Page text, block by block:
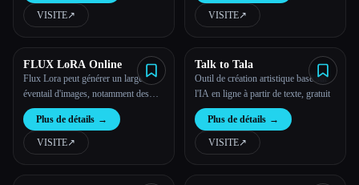
VISITE↗︎ VISITE↗︎
FLUX LoRA Online
Flux Lora peut générer un large
éventail d'images, notamment des
scènes photoréalistes, des
personnages de style anime, des
paysages fantastiques, etc.
Plus de détails →
VISITE↗︎
Talk to Tala
Outil de création artistique basé sur
l'IA en ligne à partir de texte, gratuit
Plus de détails →
VISITE↗︎